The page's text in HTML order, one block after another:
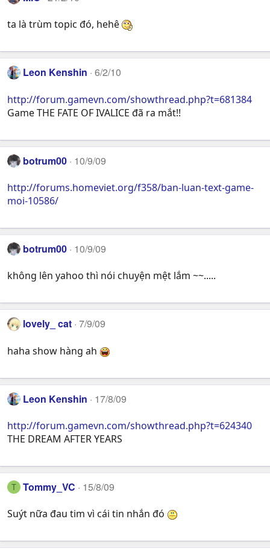
ta là trùm topic đó, hehê
Leon Kenshin 6/2/10
http://forum.gamevn.com/showthread.php?t=681384
Game THE FATE OF IVALICE đã ra mắt!!
botrum00 10/9/09
http://forums.homeviet.org/f358/ban-luan-text-game-
moi-10586/
botrum00 10/9/09
không lên yahoo thì nói chuyện mệt lắm ~~.....
lovely_ cat 7/9/09
haha show hàng ah
Leon Kenshin 17/8/09
http://forum.gamevn.com/showthread.php?t=624340
THE DREAM AFTER YEARS
T Tommy_VC 15/8/09
Suýt nữa đau tim vì cái tin nhắn đó